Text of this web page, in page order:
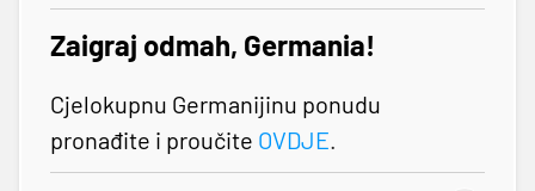
Zaigraj odmah, Germania!
Cjelokupnu Germanijinu ponudu
pronađite i proučite OVDJE.